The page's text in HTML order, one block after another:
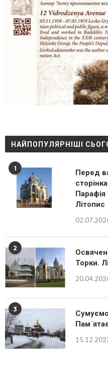
НАЙПОПУЛЯРНІШІ
1
Перед
Літопис
2
Торки.
3